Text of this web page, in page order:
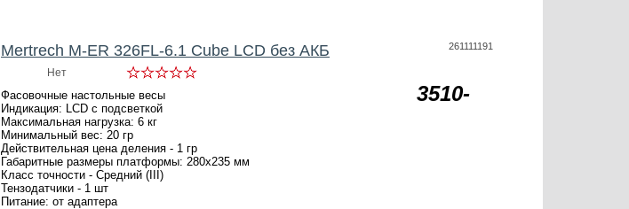
Mertrech M-ER 326FL-6.1 Cube LCD без АКБ
Нет
Фасовочные настольные весы
Индикация: LCD с подсветкой
Максимальная нагрузка: 6 кг
Минимальный вес: 20 гр
Действительная цена деления - 1 гр
Габаритные размеры платформы: 280х235 мм
Класс точности - Средний (III)
Тензодатчики - 1 шт
Питание: от адаптера
261111191
3510-